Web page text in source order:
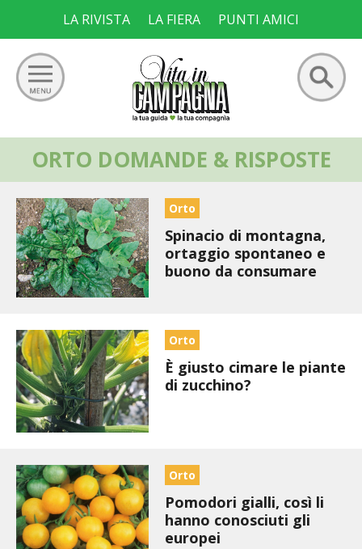
content
LA RIVISTA LA FIERA PUNTI AMICI
per:
GIARDINO
ORTO
FRUTTETO
VIGNETO
BIODIVERSITÀ
CUCINA
FARFALLE DELLA CAMPAGNA
PICCOLO POLLAIO
ORTO DOMANDE & RISPOSTE
Orto
Spinacio di montagna,
ortaggio spontaneo e
buono da consumare
Orto
È giusto cimare le piante
di zucchino?
Orto
Pomodori gialli, così li
hanno conosciuti gli
europei